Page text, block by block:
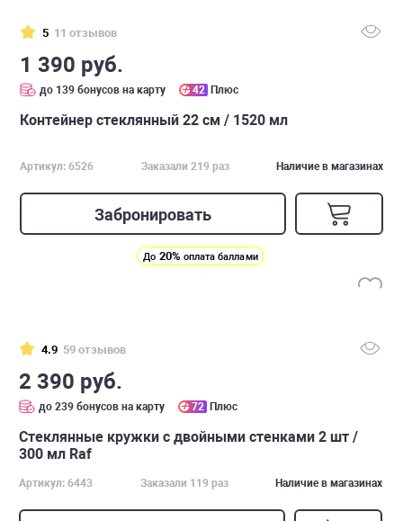
5 11 отзывов
1 390 руб.
до 139 бонусов на карту 42 Плюс
Контейнер стеклянный 22 см / 1520 мл
Артикул: 6526 Заказали 219 раз Наличие в магазинах
Забронировать
До 20% оплата баллами
4.9 59 отзывов
2 390 руб.
до 239 бонусов на карту 72 Плюс
Стеклянные кружки с двойными стенками 2 шт /
300 мл Raf
Артикул: 6443 Заказали 119 раз Наличие в магазинах